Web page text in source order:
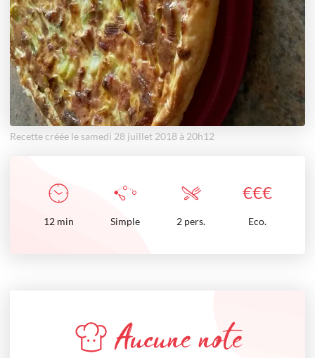
Recette créée le samedi 28 juillet 2018 à 20h12
€€€
12 min Simple 2 pers. Eco.
Aucune note